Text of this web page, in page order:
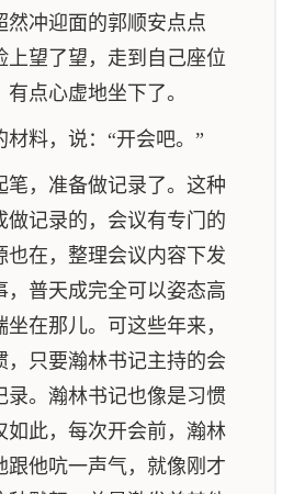
然冲迎面的郭顺安点点
上望了望，走到自己座位
点心虚地坐下了。
料，说：“开会吧。”
笔，准备做记录了。这种
做记录的，会议有专门的
也在，整理会议内容下发
，普天成完全可以姿态高
在那儿。可这些年来，
，只要瀚林书记主持的会
录。瀚林书记也像是习惯
如此，每次开会前，瀚林
跟他吭一声气，就像刚才